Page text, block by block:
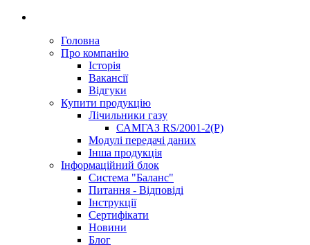
Головна
Про компанію
Історія
Вакансії
Відгуки
Купити продукцію
Лічильники газу
САМГАЗ RS/2001-2(Р)
Модулі передачі даних
Інша продукція
Інформаційний блок
Система "Баланс"
Питання - Відповіді
Інструкції
Сертифікати
Новини
Блог